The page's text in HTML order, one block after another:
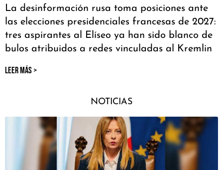
La desinformación rusa toma posiciones ante
las elecciones presidenciales francesas de 2027:
tres aspirantes al Elíseo ya han sido blanco de
bulos atribuidos a redes vinculadas al Kremlin
LEER MÁS >
NOTICIAS